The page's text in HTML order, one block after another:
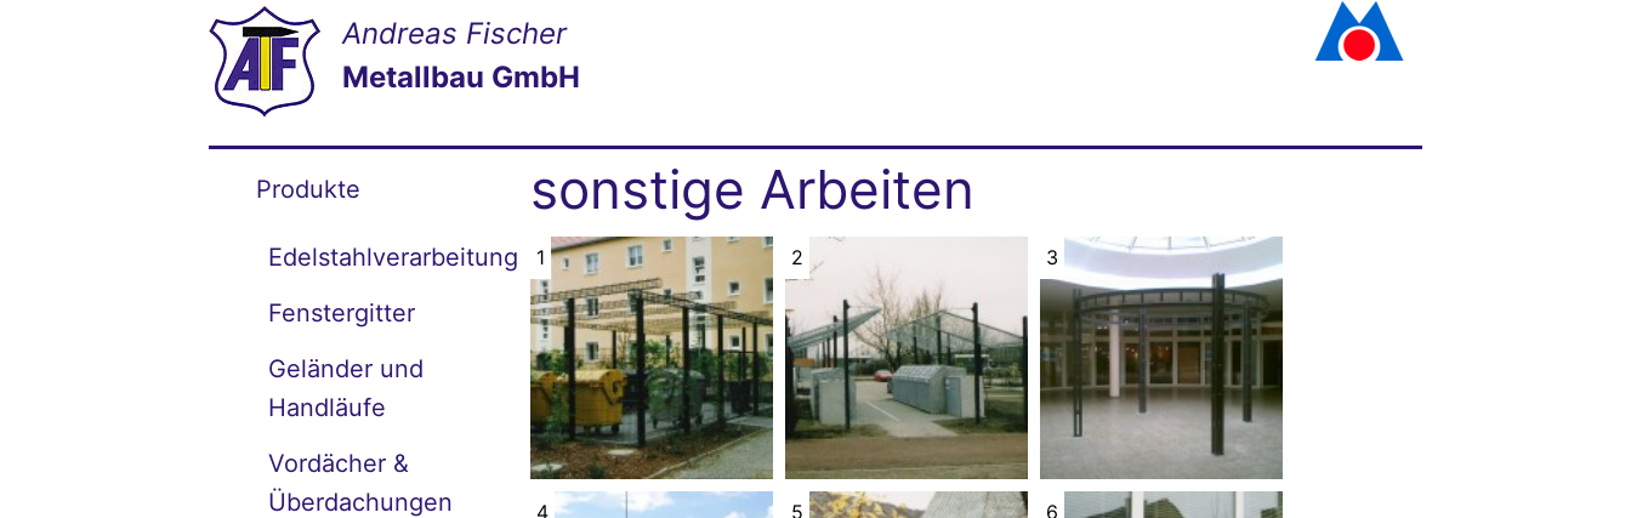
Andreas Fischer
Metallbau GmbH
sonstige Arbeiten
Produkte
Edelstahlverarbeitung
Fenstergitter
Geländer und
Handläufe
Vordächer &
Überdachungen